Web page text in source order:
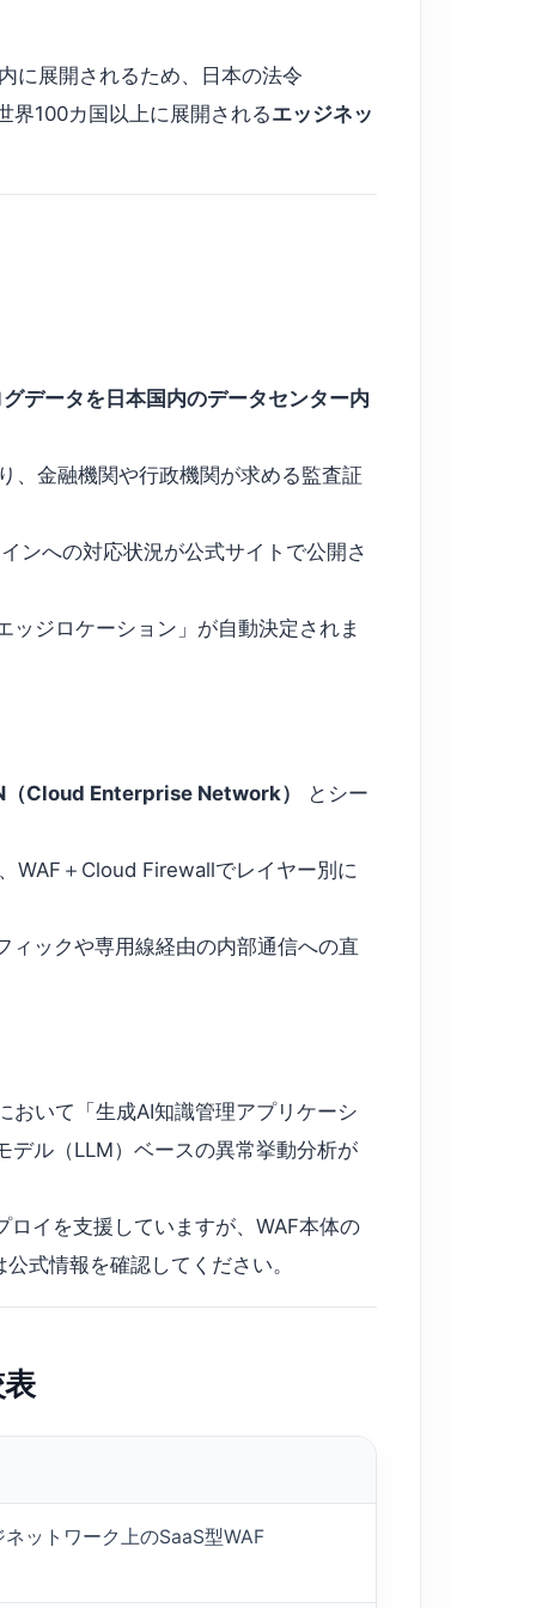
に展開されるため、日本の法令
界100カ国以上に展開されるエッジネッ
データを日本国内のデータセンター内
、金融機関や行政機関が求める監査証
ンへの対応状況が公式サイトで公開さ
ジロケーション」が自動決定されま
（Cloud Enterprise Network） とシー
WAF＋Cloud Firewallでレイヤー別に
ックや専用線経由の内部通信への直
いて「生成AI知識管理アプリケーシ
デル（LLM）ベースの異常挙動分析が
イを支援していますが、WAF本体の
式情報を確認してください。
ットワーク上のSaaS型WAF